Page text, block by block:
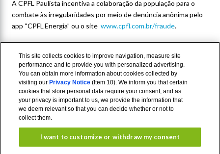
A CPFL Paulista incentiva a colaboração da população para o
combate às irregularidades por meio de denúncia anônima pelo
app “CPFL Energia” ou o site www.cpfl.com.br/fraude.
This site collects cookies to improve navigation, measure site
performance and to provide you with personalized advertising.
You can obtain more information about cookies collected by
visiting our Privacy Notice(Item 10). We inform you that certain
cookies that store personal data require your consent, and as
your privacy is important to us, we provide the information that
we deem relevant so that you can decide whether or not to
collect them.
I want to customize or withdraw my consent